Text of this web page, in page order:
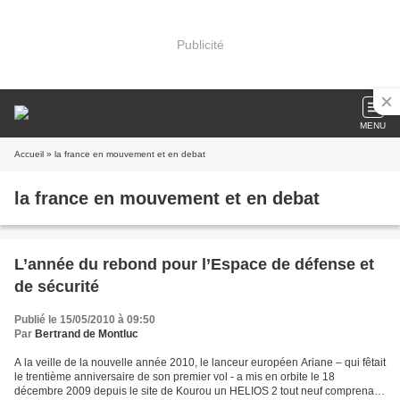
Publicité
MENU
Accueil » la france en mouvement et en debat
la france en mouvement et en debat
L’année du rebond pour l’Espace de défense et
de sécurité
Publié le 15/05/2010 à 09:50
Par Bertrand de Montluc
A la veille de la nouvelle année 2010, le lanceur européen Ariane – qui fêtait
le trentième anniversaire de son premier vol - a mis en orbite le 18
décembre 2009 depuis le site de Kourou un HELIOS 2 tout neuf comprenant